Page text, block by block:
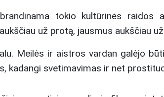
tokio kultūrinės
už protą, jausmus aukščiau
Meilės ir aistros vardan galėjo
svetimavimas ir net